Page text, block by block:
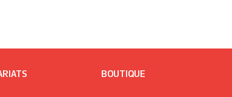
BOUTIQUE